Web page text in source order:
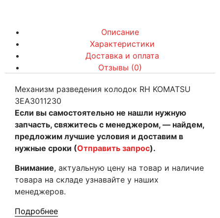
Описание
Характеристики
Доставка и оплата
Отзывы (0)
Механизм разведения колодок RH KOMATSU
3EA3011230
Если вы самостоятельно не нашли нужную
запчасть, свяжитесь с менеджером, — найдем,
предложим лучшие условия и доставим в
нужные сроки (Отправить запрос).
Внимание, актуальную цену на товар и наличие
товара на складе узнавайте у наших
менеджеров.
Подробнее